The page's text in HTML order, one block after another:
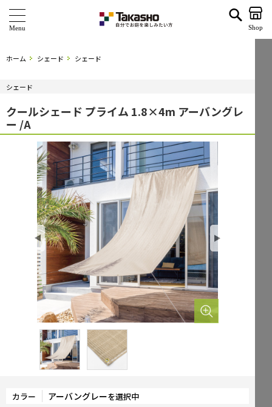
海外ブランド・シリーズ
特 集
ショールーム
企業情報
関連サイト
サポート
Mailform
メールでお問合せ
FAQ
よくお寄せいただくご質問
Tel. 0120-51-4128
受付時間 / 9:00-17:00（土日祝休み）
Shop
ホーム シェード シェード
シェード
クールシェード プライム 1.8×4m アーバングレ
ー /A
カラー アーバングレーを選択中